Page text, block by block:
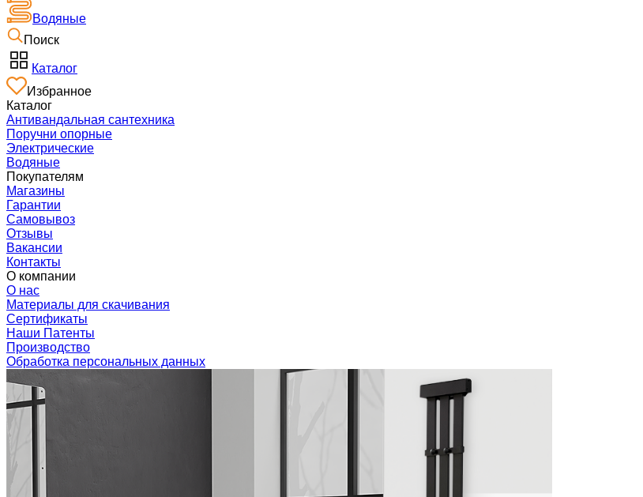
Водяные
Поиск
Каталог
Избранное
Каталог
Антивандальная сантехника
Поручни опорные
Электрические
Водяные
Покупателям
Магазины
Гарантии
Самовывоз
Отзывы
Вакансии
Контакты
О компании
О нас
Материалы для скачивания
Сертификаты
Наши Патенты
Производство
Обработка персональных данных